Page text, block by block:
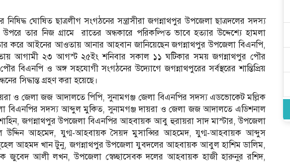
নিষিদ্ধ ঘোষিত ছাত্রলীগ সংগঠনের সন্ত্রাসীরা জগন্নাথপুর উপজেলা ছাত্রদলের সদস্য
তার নিজ গ্রামে
রাতের অন্ধকারে পরিকল্পিত ভাবে হত্যার উদ্দেশ্যে হামলা
করে আইনের আওতায় আনার আহবান জানিয়েছেন জগন্নাথপুর উপজেলা বিএনপি,
আগামী ২৩ আগস্ট ২৫ইং শনিবার সকাল ১১ ঘটিকার সময় জগন্নাথপুর পৌর
বিএনপি ও অঙ্গ সহযোগী সংগঠনের উদ্যোগে জগন্নাথপুরের সর্বস্থরের শান্তিপ্রিয়
সিদ্ধান্ত গ্রহণ করা হয়েছে।
ও জেলা জজ আদালতে পিপি, সুনামগঞ্জ জেলা বিএনপির সদস্য এডভোকেট মল্লিক
বিএনপির সদস্য আব্দুল মুকিত, সুনামগঞ্জ দায়রা ও জেলা জজ আদালতে এডিশনাল
জগন্নাথপুর উপজেলা বিএনপির আহবায়ক আবু হুরায়রা সাদ মাস্টার, উপজেলা
উদ্দিন আহমেদ, যুগ্ম-আহবায়ক সৈয়দ মুসাব্বির আহমেদ, যুগ্ম-আহবায়ক আব্দুস
আহমদ খান টুনু, জগন্নাথপুর উপজেলা যুবদলের আহবায়ক আবুল হাশিম ডালিম,
জুবেদ আলী লখন, উপজেলা স্বেচ্ছাসেবক দলের আহবায়ক হাজী হারুনুর রশিদ,